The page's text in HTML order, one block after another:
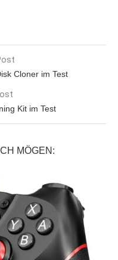
Cloner im Test
Kit im Test
MÖGEN: